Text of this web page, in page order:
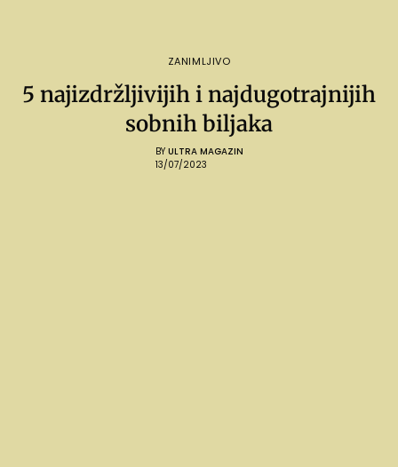
ZANIMLJIVO
5 najizdržljivijih i najdugotrajnijih
sobnih biljaka
BY ULTRA MAGAZIN
13/07/2023